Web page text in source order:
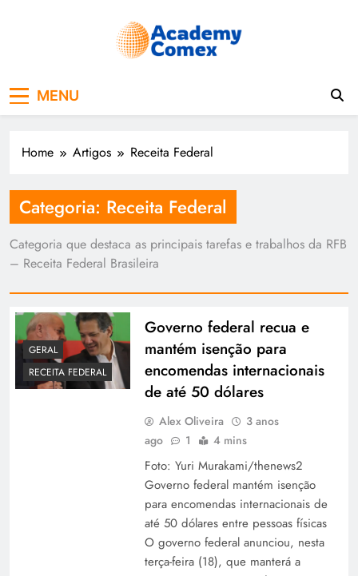
MENU
Home Artigos Receita Federal
Categoria: Receita Federal
Categoria que destaca as principais tarefas e trabalhos da RFB
– Receita Federal Brasileira
GERAL
RECEITA FEDERAL
Governo federal recua e
mantém isenção para
encomendas internacionais
de até 50 dólares
Alex Oliveira
3 anos
ago
1 4 mins
Foto: Yuri Murakami/thenews2
Governo federal mantém isenção
para encomendas internacionais de
até 50 dólares entre pessoas físicas
O governo federal anunciou, nesta
terça-feira (18), que manterá a